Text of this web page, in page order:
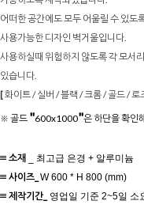
어떠한 공간에도 모두 어울릴 수 있도
사용가능한 디자인 벽거울입니다.
사용하실때 위험하지 않도록 각 모서
있습니다.
[화이트 / 실버 / 블랙 / 크롬 / 골드 / 로
※ 골드 "600x1000"은 하단을 확인
≡ 소재 _ 최고급 은경 + 알루미늄
≡ 사이즈 W 600 * H 800 (mm)
≡ 제작기간_ 영업일 기준 2~5일 소